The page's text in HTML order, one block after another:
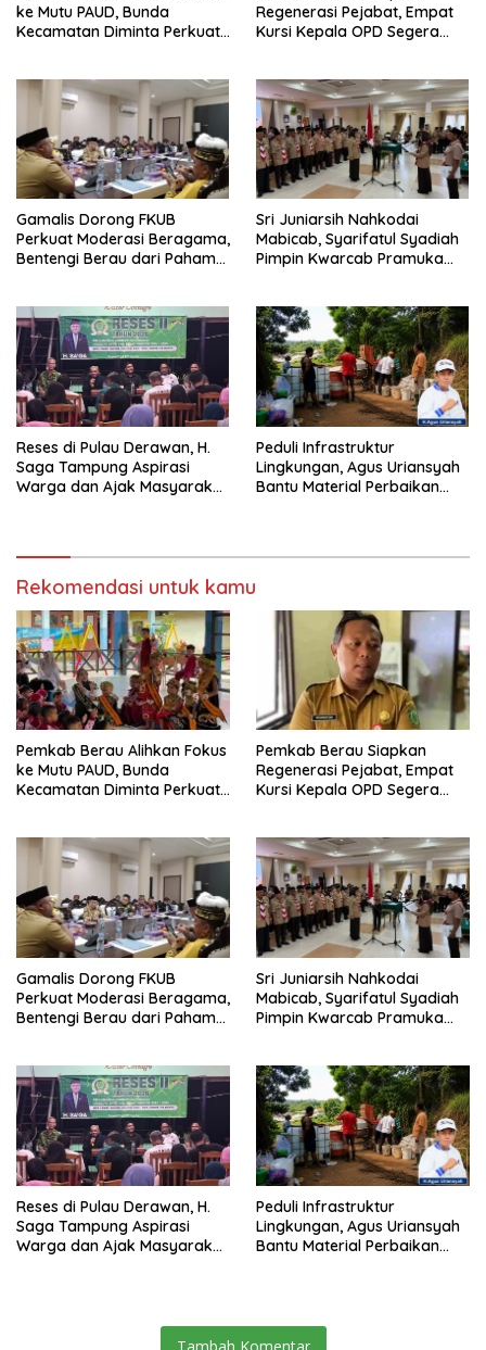
ke Mutu PAUD, Bunda
Kecamatan Diminta Perkuat
Regenerasi Pejabat, Empat
Kursi Kepala OPD Segera
Gamalis Dorong FKUB
Perkuat Moderasi Beragama,
Bentengi Berau dari Paham
Sri Juniarsih Nahkodai
Mabicab, Syarifatul Syadiah
Pimpin Kwarcab Pramuka
Reses di Pulau Derawan, H.
Saga Tampung Aspirasi
Warga dan Ajak Masyarakat
Peduli Infrastruktur
Lingkungan, Agus Uriansyah
Bantu Material Perbaikan
Rekomendasi untuk kamu
Pemkab Berau Alihkan Fokus
ke Mutu PAUD, Bunda
Kecamatan Diminta Perkuat
Pemkab Berau Siapkan
Regenerasi Pejabat, Empat
Kursi Kepala OPD Segera
Gamalis Dorong FKUB
Perkuat Moderasi Beragama,
Bentengi Berau dari Paham
Sri Juniarsih Nahkodai
Mabicab, Syarifatul Syadiah
Pimpin Kwarcab Pramuka
Reses di Pulau Derawan, H.
Saga Tampung Aspirasi
Warga dan Ajak Masyarakat
Peduli Infrastruktur
Lingkungan, Agus Uriansyah
Bantu Material Perbaikan